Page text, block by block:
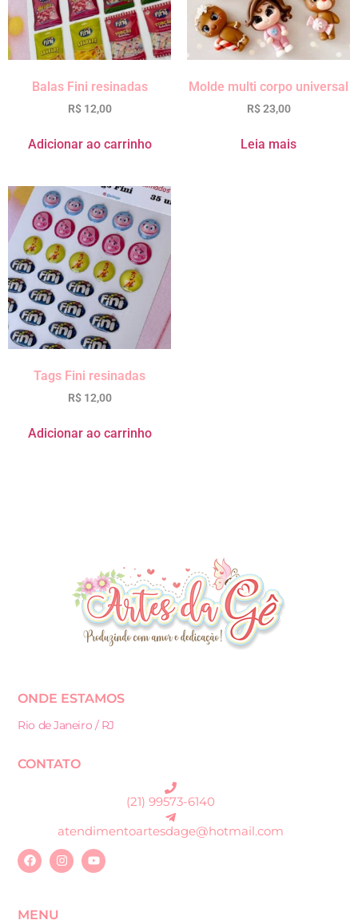
Balas Fini resinadas
R$12,00
Adicionar ao carrinho
Molde multi corpo universal
R$23,00
Leia mais
Tags Fini resinadas
R$12,00
Adicionar ao carrinho
ONDE ESTAMOS
Rio de Janeiro / RJ
CONTATO
(21) 99573-6140
atendimentoartesdage@hotmail.com
MENU